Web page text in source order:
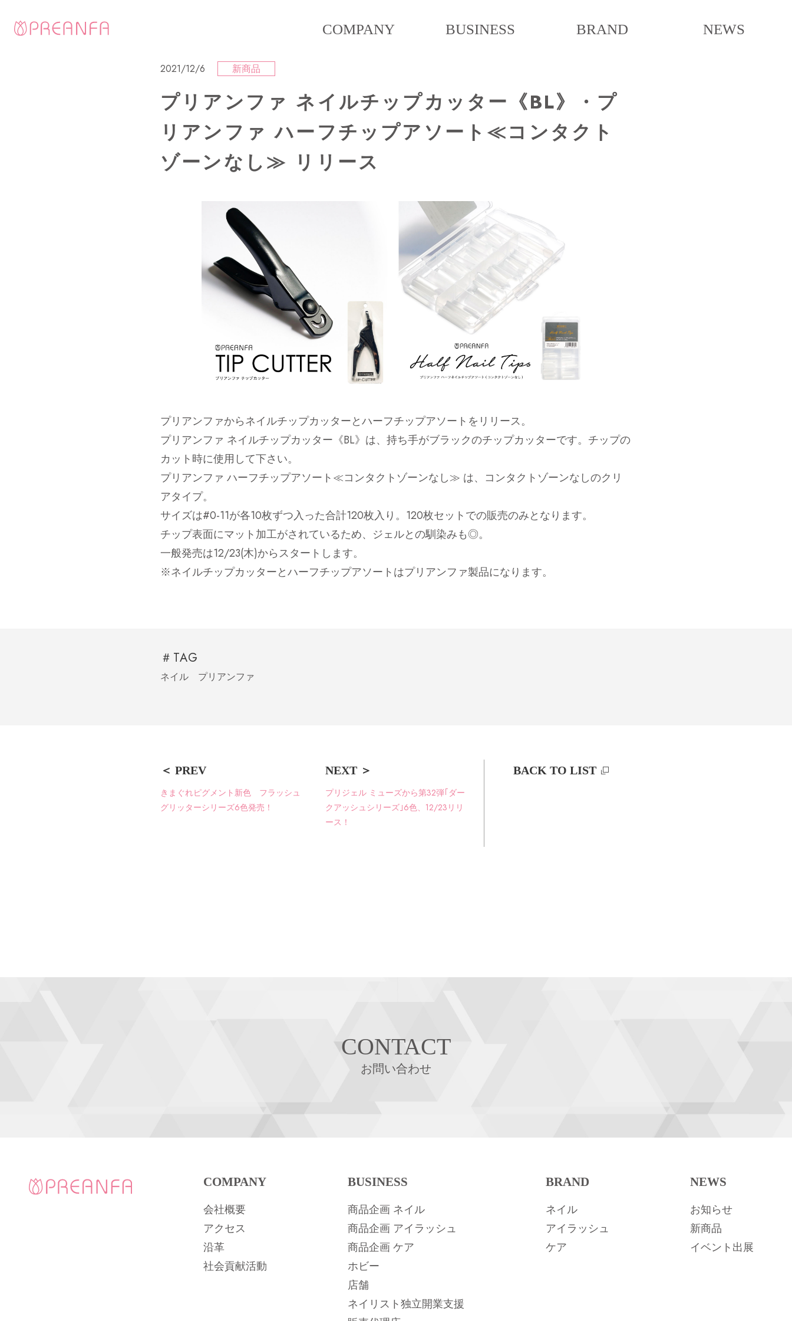
COMPANY BUSINESS BRAND NEWS
2021/12/6 新商品
プリアンファ ネイルチップカッター《BL》・プ
リアンファ ハーフチップアソート≪コンタクト
ゾーンなし≫ リリース
プリアンファからネイルチップカッターとハーフチップアソートをリリース。
プリアンファ ネイルチップカッター《BL》は、持ち手がブラックのチップカッターです。チップの
カット時に使用して下さい。
プリアンファ ハーフチップアソート≪コンタクトゾーンなし≫ は、コンタクトゾーンなしのクリ
アタイプ。
サイズは#0-11が各10枚ずつ入った合計120枚入り。120枚セットでの販売のみとなります。
チップ表面にマット加工がされているため、ジェルとの馴染みも◎。
一般発売は12/23(木)からスタートします。
※ネイルチップカッターとハーフチップアソートはプリアンファ製品になります。
＃TAG
ネイル プリアンファ
きまぐれピグメント新色 フラッシュ
グリッターシリーズ6色発売！
プリジェル ミューズから第32弾｢ダー
クアッシュシリーズ｣6色、12/23リリ
ース！
BACK TO LIST
CONTACT
お問い合わせ
COMPANY
会社概要
アクセス
沿革
社会貢献活動
BUSINESS
商品企画 ネイル
商品企画 アイラッシュ
商品企画 ケア
ホビー
店舗
ネイリスト独立開業支援
BRAND
ネイル
アイラッシュ
ケア
NEWS
お知らせ
新商品
イベント出展